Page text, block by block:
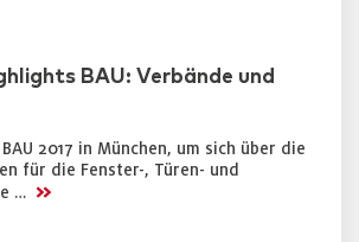
BAU: Verbände und
2017 in München, um sich über die
für die Fenster-, Türen- und
… >>